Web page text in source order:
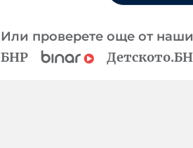
Или проверете още от
БНР